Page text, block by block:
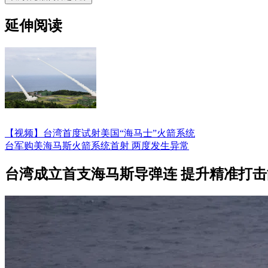
延伸阅读
【视频】台湾首度试射美国“海马士”火箭系统
台军购美海马斯火箭系统首射 两度发生异常
台湾成立首支海马斯导弹连 提升精准打